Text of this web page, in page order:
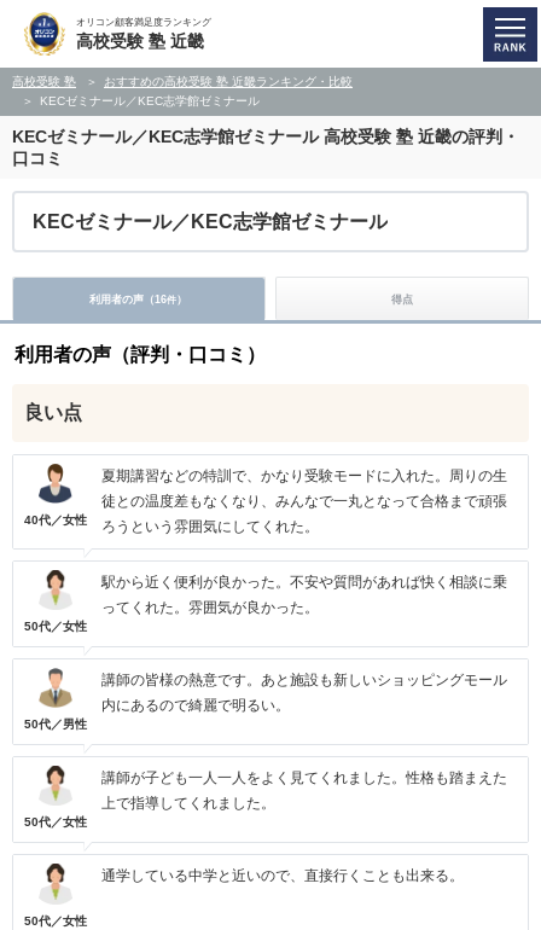
オリコン顧客満足度ランキング
高校受験 塾 近畿
高校受験 塾
おすすめの高校受験 塾 近畿ランキング・比較
KECゼミナール／KEC志学館ゼミナール
KECゼミナール／KEC志学館ゼミナール高校受験 塾 近畿の評判・
口コミ
KECゼミナール／KEC志学館ゼミナール
利用者の声（16件） 得点
利用者の声（評判・口コミ）
良い点
40代／女性
夏期講習などの特訓で、かなり受験モードに入れた。周りの生
徒との温度差もなくなり、みんなで一丸となって合格まで頑張
ろうという雰囲気にしてくれた。
50代／女性
駅から近く便利が良かった。不安や質問があれば快く相談に乗
ってくれた。雰囲気が良かった。
50代／男性
講師の皆様の熱意です。あと施設も新しいショッピングモール
内にあるので綺麗で明るい。
50代／女性
講師が子ども一人一人をよく見てくれました。性格も踏まえた
上で指導してくれました。
50代／女性
通学している中学と近いので、直接行くことも出来る。